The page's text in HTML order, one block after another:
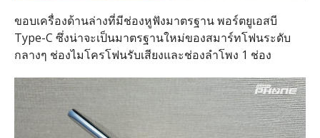
ขอบเครื่องด้านล่างที่มีช่องหูฟังมาตรฐาน พอร์ตยูเอสบี
Type-C ซึ่งน่าจะเป็นมาตรฐานใหม่ของสมาร์ทโฟนระดับ
กลางๆ ช่องไมโครโฟนรับเสียงและช่องลำโพง 1 ช่อง